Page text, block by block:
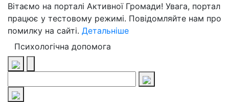
Вітаємо на порталі Активної Громади! Увага, портал
працює у тестовому режимі. Повідомляйте нам про
помилку на сайті. Детальніше
Психологічна допомога